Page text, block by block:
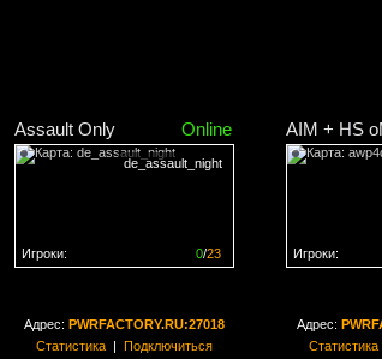
Assault Only Online
de_assault_night
0/23
Игроки:
AIM + HS
Игроки:
Адрес: PWRFACTORY.RU:27018
Статистика| Подключиться
Адрес:
Статистика